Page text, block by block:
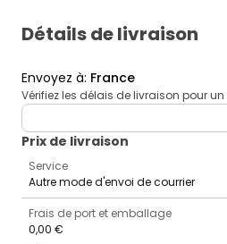
Détails de livraison
Envoyez à: France
Vérifiez les délais de livraison pour
deliveryCountry
Prix ​​de livraison
Service
Autre mode d'envoi de courrier
Frais de port et emballage
0,00 €